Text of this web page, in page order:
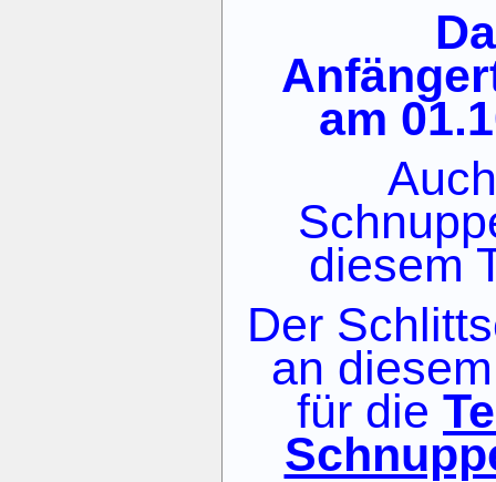
am
diesem
Der
an
für die